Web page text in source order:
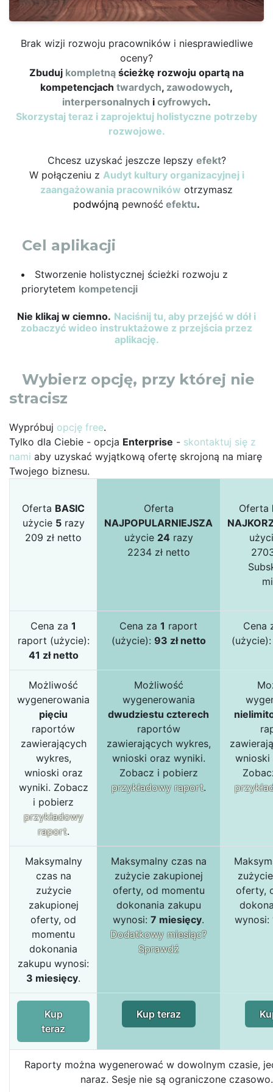
Brak wizji rozwoju pracowników i niesprawiedliwe
oceny?
Zbuduj kompletną ścieżkę rozwoju opartą na
kompetencjach twardych, zawodowych,
interpersonalnych i cyfrowych.
Skorzystaj teraz i zaprojektuj holistyczne potrzeby
rozwojowe.
Chcesz uzyskać jeszcze lepszy efekt?
W połączeniu z Audyt kultury organizacyjnej i
zaangażowania pracowników otrzymasz
podwójną pewność efektu.
Cel aplikacji
Stworzenie holistycznej ścieżki rozwoju z
priorytetem kompetencji
Nie klikaj w ciemno. Naciśnij tu, aby przejść w dół i
zobaczyć wideo instruktażowe z przejścia przez
aplikację.
Wybierz opcję, przy której nie
stracisz
Wypróbuj opcję free.
Tylko dla Ciebie - opcja Enterprise - skontaktuj się z
nami aby uzyskać wyjątkową ofertę skrojoną na miarę
Twojego biznesu.
Oferta BASIC
użycie 5razy
209 zł netto
Oferta
NAJPOPULARNIEJSZA
użycie 24 razy
2234 zł netto
Oferta
Cena za 1
raport (użycie):
41 zł netto
Cena za 1 raport
(użycie): 93 zł netto
Cena
Możliwość
wygenerowania
pięciu
raportów
zawierających
wykres,
wnioski oraz
wyniki. Zobacz
i pobierz
przykładowy
raport.
Możliwość
wygenerowania
dwudziestu czterech
raportów
zawierających wykres,
wnioski oraz wyniki.
Zobacz i pobierz
przykładowy raport.
wnioski
Maksymalny
czas na
zużycie
zakupionej
oferty, od
momentu
dokonania
zakupu wynosi:
3 miesięcy.
Maksymalny czas na
zużycie zakupionej
oferty, od momentu
dokonania zakupu
wynosi: 7 miesięcy.
Dodatkowy miesiąc?
Sprawdź
oferty,
wynosi:
Kup
teraz
Kup teraz
Raporty można wygenerować w dowolnym czasie,
naraz. Sesje nie są ograniczone czasowo.